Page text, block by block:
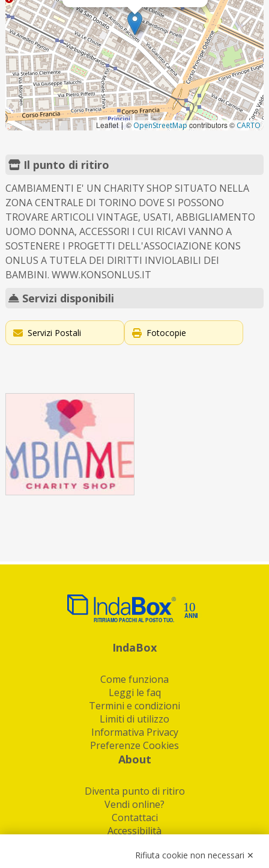
Leaflet|© OpenStreetMapcontributors ©CARTO
Il punto di ritiro
CAMBIAMENTI E' UN CHARITY SHOP SITUATO NELLA
ZONA CENTRALE DI TORINO DOVE SI POSSONO
TROVARE ARTICOLI VINTAGE, USATI, ABBIGLIAMENTO
UOMO DONNA, ACCESSORI I CUI RICAVI VANNO A
SOSTENERE I PROGETTI DELL'ASSOCIAZIONE KONS
ONLUS A TUTELA DEI DIRITTI INVIOLABILI DEI
BAMBINI. WWW.KONSONLUS.IT
Servizi disponibili
Servizi Postali Fotocopie
IndaBox
Come funziona
Leggi le faq
Termini e condizioni
Limiti di utilizzo
Informativa Privacy
Preferenze Cookies
About
Diventa punto di ritiro
Vendi online?
Contattaci
Accessibilità
Rifiuta cookie non necessari ✕